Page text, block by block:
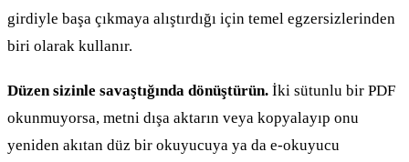
girdiyle başa çıkmaya alıştırdığı için temel egzersizlerinden
biri olarak kullanır.
Düzen sizinle savaştığında dönüştürün. İki sütunlu bir PDF
okunmuyorsa, metni dışa aktarın veya kopyalayıp onu
yeniden akıtan düz bir okuyucuya ya da e-okuyucu